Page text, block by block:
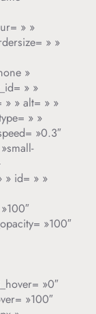
» »
» »
»
» »
» » alt= » »
» »
»0.3″
» id= » »
»100″
»0″
»100″